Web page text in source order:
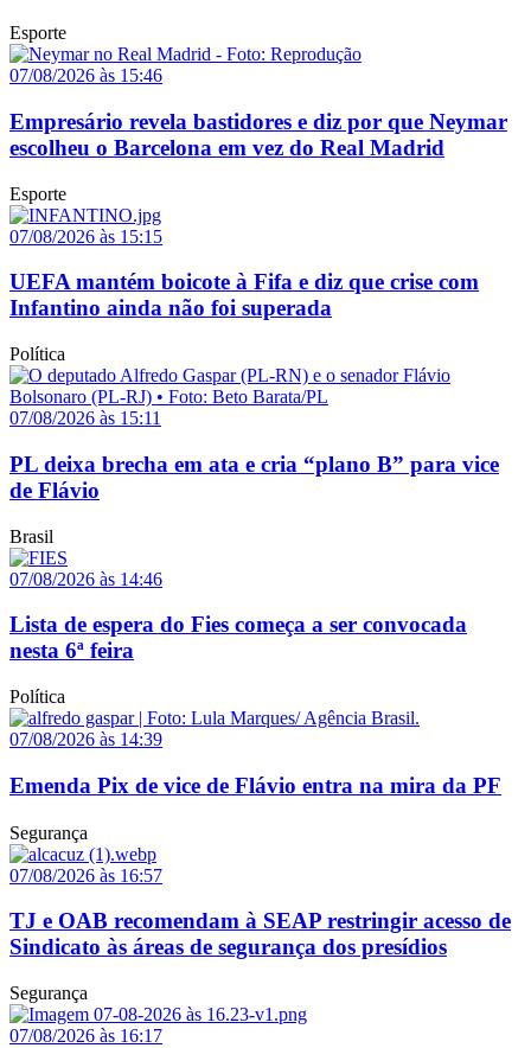
Esporte
07/08/2026 às 15:46
Empresário revela bastidores e diz por que Neymar
escolheu o Barcelona em vez do Real Madrid
Esporte
07/08/2026 às 15:15
UEFA mantém boicote à Fifa e diz que crise com
Infantino ainda não foi superada
Política
07/08/2026 às 15:11
PL deixa brecha em ata e cria “plano B” para vice
de Flávio
Brasil
07/08/2026 às 14:46
Lista de espera do Fies começa a ser convocada
nesta 6ª feira
Política
07/08/2026 às 14:39
Emenda Pix de vice de Flávio entra na mira da PF
Segurança
07/08/2026 às 16:57
TJ e OAB recomendam à SEAP restringir acesso de
Sindicato às áreas de segurança dos presídios
Segurança
07/08/2026 às 16:17